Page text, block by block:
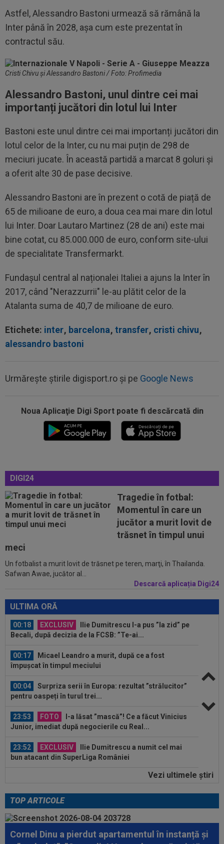
Astfel, Alessandro Bastoni urmează să rămână la
Inter până în 2028, așa cum este prezentat în
contractul său.
Cristi Chivu și Alessandro Bastoni / Foto: Profimedia
Alessandro Bastoni, unul dintre cei mai
importanți jucători din lotul lui Inter
Bastoni este unul dintre cei mai importanți jucători din
lotul celor de la Inter, cu nu mai puțin de 298 de
meciuri jucate. În această partidă a marcat 8 goluri și
a oferit alte 30 de pase decisive.
Alessandro Bastoni are în prezent o cotă de piață de
65 de milioane de euro, a doua cea mai mare din lotul
lui Inter. Doar Lautaro Martinez (28 de ani) este mai
bine cotat, cu 85.000.000 de euro, conform site-ului
de specialitate Transfermarkt.
Fundașul central al naționalei Italiei a ajuns la Inter în
2017, când "Nerazzurrii" le-au plătit celor de la
Atalanta suma de 40,7 de milioane de euro.
Etichete: inter, barcelona, transfer, cristi chivu,
alessandro bastoni
Urmărește știrile digisport.ro și pe Google News
Noua Aplicaţie Digi Sport poate fi descărcată din
DIGI24
Tragedie în fotbal:
Momentul în care un
jucător a murit lovit de
trăsnet în timpul unui
meci
Un fotbalist a murit lovit de trăsnet pe teren, marţi, în Thailanda.
Safwan Awae, jucător al...
Descarcă aplicația Digi24
ULTIMA ORĂ
00:17
Micael Leandro a murit, după ce a fost
împușcat în timpul meciului
Surpriza serii în Europa: rezultat ”strălucitor”
23:53 FOTO
I-a lăsat ”mască”! Ce a făcut Vinicius
Junior, imediat după negocierile cu Real...
23:52 EXCLUSIV
Ilie Dumitrescu a numit cel mai
bun atacant din SuperLiga României
Surpriza din preliminariile Champions League
le-a rupt seria de victorii...
00:22 EXCLUSIV Dan Petrescu s-a decis
00:18 EXCLUSIV
Ilie Dumitrescu l-a pus ”la zid” pe
Becali, după decizia de la FCSB: ”Te-ai...
00:17
Micael Leandro a murit, după ce a fost
împușcat în timpul meciului
00:04
Surpriza serii în Europa: rezultat ”strălucitor”
pentru oaspeți în turul trei...
23:53 FOTO
I-a lăsat ”mască”! Ce a făcut Vinicius
Junior, imediat după negocierile cu Real...
23:52 EXCLUSIV
Ilie Dumitrescu a numit cel mai
bun atacant din SuperLiga României
Surpriza din preliminariile Champions League
00:22 EXCLUSIV Dan Petrescu s-a decis
00:19 Jovo Lukic e în fața transferului carierei
Vezi ultimele ştiri
TOP ARTICOLE
Cornel Dinu a pierdut apartamentul în instanță și